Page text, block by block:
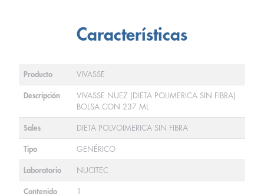
Características
Producto VIVASSE
Descripción
VIVASSE NUEZ (DIETA POLIMERICA SIN FIBRA)
BOLSA CON 237 ML
Sales DIETA POLVOIMERICA SIN FIBRA
Tipo GENÉRICO
Laboratorio NUCITEC
Contenido 1